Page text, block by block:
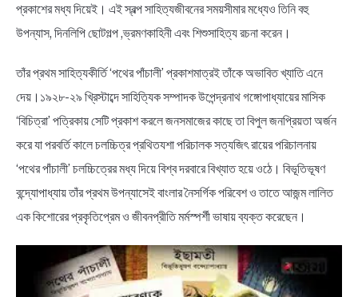
প্রকাশের মধ্য দিয়েই। এই স্বল্প সাহিত্যজীবনের সময়সীমার মধ্যেও তিনি বহু
উপন্যাস, দিনলিপি ছোটগল্প ,ভ্রমণকাহিনী এবং শিশুসাহিত্য রচনা করেন।
তাঁর প্রথম সাহিত্যকীর্তি ‘পথের পাঁচালী’ প্রকাশমাত্রই তাঁকে অভাবিত খ্যাতি এনে
দেয়।১৯২৮-২৯ খ্রিস্টাব্দে সাহিত্যিক সম্পাদক উপেন্দ্রনাথ গঙ্গোপাধ্যায়ের মাসিক
‘বিচিত্রা’ পত্রিকায় সেটি প্রকাশ করলে জনসমাজের কাছে তা বিপুল জনপ্রিয়তা অর্জন
করে যা পরবর্তি কালে চলচ্চিত্র প্রথিতযশা পরিচালক সত্যজিৎ রায়ের পরিচালনায়
‘পথের পাঁচালী’ চলচ্চিত্রের মধ্য দিয়ে বিশ্ব দরবারে বিখ্যাত হয়ে ওঠে। বিভূতিভূষণ
বন্দ্যোপাধ্যায় তাঁর প্রথম উপন্যাসেই বাংলার নৈসর্গিক পরিবেশ ও তাতে আজন্ম লালিত
এক কিশোরের প্রকৃতিপ্রেম ও জীবনপ্রীতি মর্মস্পর্শী ভাষায় ব্যক্ত করেছেন।